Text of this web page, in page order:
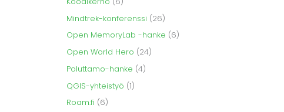
Mindtrek-konferenssi (26)
Open MemoryLab -hanke (6)
Open World Hero (24)
Poluttamo-hanke (4)
QGIS-yhteistyö (1)
Roam.fi (6)